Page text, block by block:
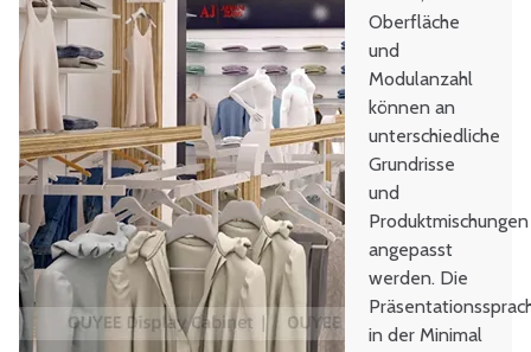
Oberfläche
und
Modulanzahl
können an
unterschiedliche
Grundrisse
und
Produktmischungen
angepasst
werden. Die
in der Minimal